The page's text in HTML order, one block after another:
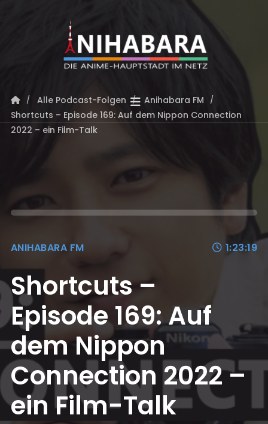
Alle Podcast-Folgen
Anihabara FM
Shortcuts – Episode 169: Auf dem Nippon Connection
2022 – ein Film-Talk
ANIHABARA FM 1:23:19
Shortcuts –
Episode 169: Auf
dem Nippon
Connection 2022 –
ein Film-Talk